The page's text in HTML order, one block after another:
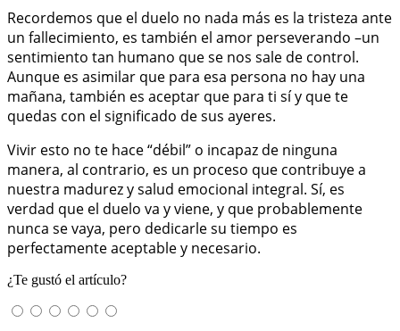
Recordemos que el duelo no nada más es la tristeza ante
un fallecimiento, es también el amor perseverando –un
sentimiento tan humano que se nos sale de control.
Aunque es asimilar que para esa persona no hay una
mañana, también es aceptar que para ti sí y que te
quedas con el significado de sus ayeres.
Vivir esto no te hace “débil” o incapaz de ninguna
manera, al contrario, es un proceso que contribuye a
nuestra madurez y salud emocional integral. Sí, es
verdad que el duelo va y viene, y que probablemente
nunca se vaya, pero dedicarle su tiempo es
perfectamente aceptable y necesario.
¿Te gustó el artículo?